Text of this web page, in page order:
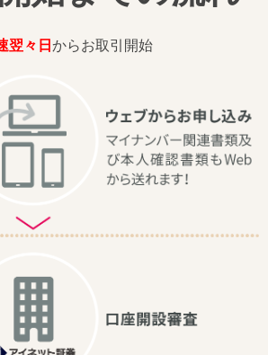
翌々日からお取引開始